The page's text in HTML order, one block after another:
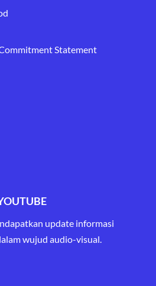
Statement
update informasi
wujud audio-visual.